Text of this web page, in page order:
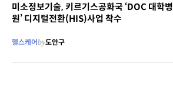
미소정보기술, 키르기스공화국 ‘DOC 대학병
원’ 디지털전환(HIS)사업 착수
헬스케어by도안구